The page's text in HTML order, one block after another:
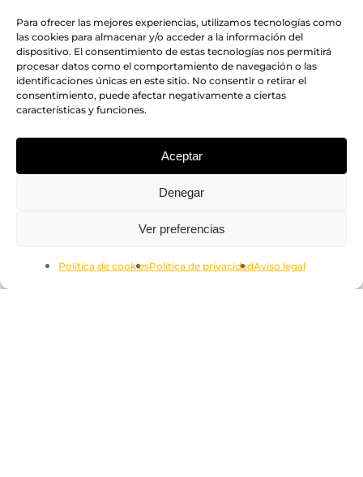
Para ofrecer las mejores experiencias, utilizamos tecnologías como
las cookies para almacenar y/o acceder a la información del
dispositivo. El consentimiento de estas tecnologías nos permitirá
procesar datos como el comportamiento de navegación o las
identificaciones únicas en este sitio. No consentir o retirar el
consentimiento, puede afectar negativamente a ciertas
características y funciones.
Aceptar
Denegar
Ver preferencias
Política de cookiesPolítica de privacidadAviso legal